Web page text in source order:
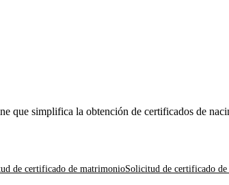
que simplifica la obtención de certificados de
de certificado de matrimonioSolicitud de certificado